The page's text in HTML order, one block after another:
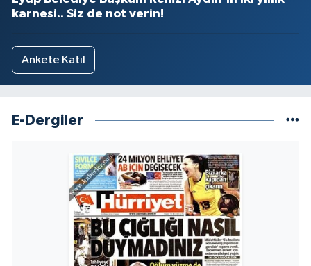
karnesi.. Siz de not verin!
Ankete Katıl
E-Dergiler